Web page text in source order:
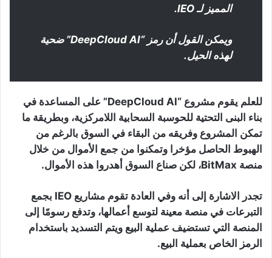
المميز لـ IEO.
ويمكن القول أن رمز “DeepCloud AI” ضحية
لهذه الحيل.
للعلم يقوم مشروع “DeepCloud AI” على المساعدة في
بناء البنى التحتية للحوسبة السحابية اللامركزية، وبطريقة ما
تمكن المشروع وفريقه من البقاء في السوق بالرغم من
الهبوط الحاصل مؤخرا وتمكنوا من جمع الأموال من خلال
منصة BitMax، لكن صناع السوق أهدروا هذه الأموال.
تجدر الاشارة إلى أنه وفي العادة تقوم مشاريع IEO بجمع
التبرعات في منصة معينة لتوسع أعمالها، وتدفع رسومًا إلى
المنصة التي تستضيف عملية البيع ويتم التسديد باستخدام
الرمز الخاص بعملية البيع.